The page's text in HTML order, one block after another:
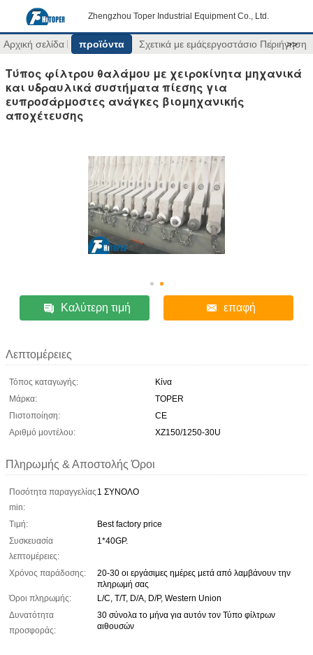
Zhengzhou Toper Industrial Equipment Co., Ltd.
Αρχική σελίδα προϊόντα Σχετικά με εμάςεργοστάσιο Περιήγηση
>>
Τύπος φίλτρου θαλάμου με χειροκίνητα μηχανικά
και υδραυλικά συστήματα πίεσης για
ευπροσάρμοστες ανάγκες βιομηχανικής
αποχέτευσης
Καλύτερη τιμή επαφή
Λεπτομέρειες
Τόπος καταγωγής:
Κίνα
Μάρκα:
TOPER
Πιστοποίηση:
CE
Αριθμό μοντέλου:
XZ150/1250-30U
Πληρωμής & Αποστολής Όροι
Ποσότητα παραγγελίας
min:
1 ΣΥΝΟΛΟ
Τιμή:
Best factory price
Συσκευασία
λεπτομέρειες:
1*40GP.
Χρόνος παράδοσης:
20-30 οι εργάσιμες ημέρες μετά από λαμβάνουν την
πληρωμή σας
Όροι πληρωμής:
L/C, T/T, D/A, D/P, Western Union
Δυνατότητα
προσφοράς:
30 σύνολα το μήνα για αυτόν τον Τύπο φίλτρων
αιθουσών